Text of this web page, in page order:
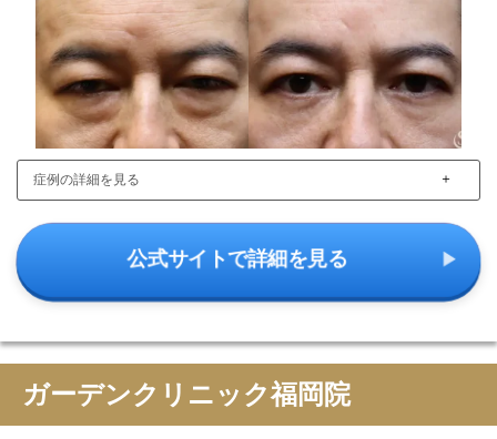
症例の詳細を見る ＋
公式サイトで詳細を見る
ガーデンクリニック福岡院